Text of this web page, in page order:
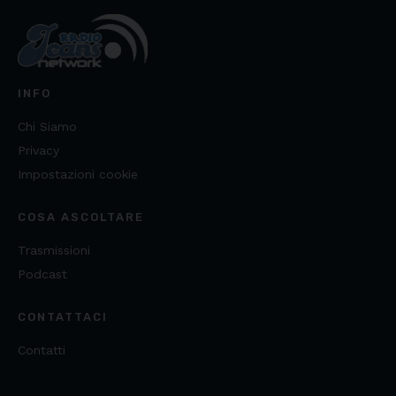
INFO
Chi Siamo
Privacy
Impostazioni cookie
COSA ASCOLTARE
Trasmissioni
Podcast
CONTATTACI
Contatti